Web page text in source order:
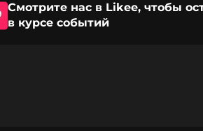
Смотрите нас в Likee, чтобы
в курсе событий